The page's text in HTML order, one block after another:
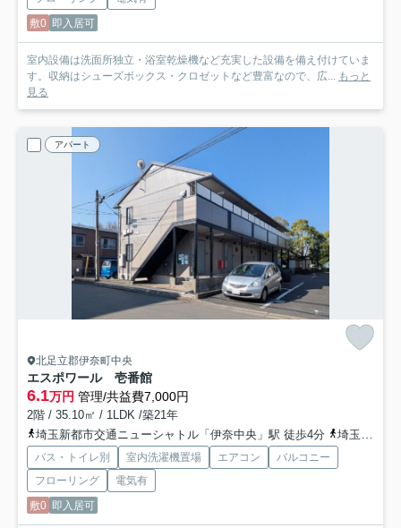
敷0 即入居可
室内設備は洗面所独立・浴室乾燥機など充実した設備を備え付けていま
す。収納はシューズボックス・クロゼットなど豊富なので、広... もっと
見る
アパート
北足立郡伊奈町中央
エスポワール 壱番館
6.1万円 管理/共益費7,000円
2階 / 35.10㎡ / 1LDK /築21年
埼玉新都市交通ニューシャトル「伊奈中央」駅 徒歩4分
埼玉新都市交通ニューシャトル「羽貫」駅 徒歩12分
バス・トイレ別 室内洗濯機置場 エアコン
バルコニー
フローリング
電気有
敷0 即入居可